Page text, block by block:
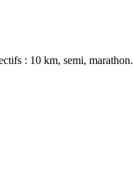
: 10 km, semi, marathon.